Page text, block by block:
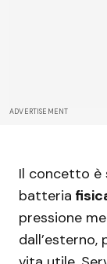
ADVERTISEMENT
Il concetto è
batteria
pressione